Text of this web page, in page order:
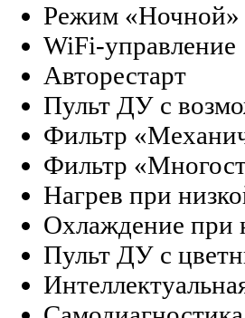
Режим «Ночной»
WiFi-управление
Авторестарт
Пульт ДУ с
Фильтр
Фильтр
Нагрев при
Охлаждение при
Пульт ДУ с